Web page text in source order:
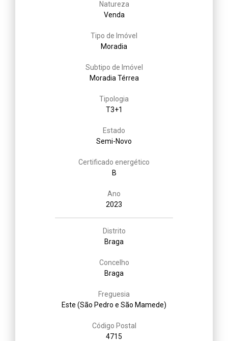
Natureza
Venda
Tipo de Imóvel
Moradia
Subtipo de Imóvel
Moradia Térrea
Tipologia
T3+1
Estado
Semi-Novo
Certificado energético
B
Ano
2023
Distrito
Braga
Concelho
Braga
Freguesia
Este (São Pedro e São Mamede)
Código Postal
4715